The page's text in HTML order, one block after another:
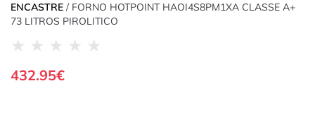
ENCASTRE / FORNO HOTPOINT HAOI4S8PM1XA CLASSE A+
73 LITROS PIROLITICO
★ ★ ★ ★ ★
432.95€